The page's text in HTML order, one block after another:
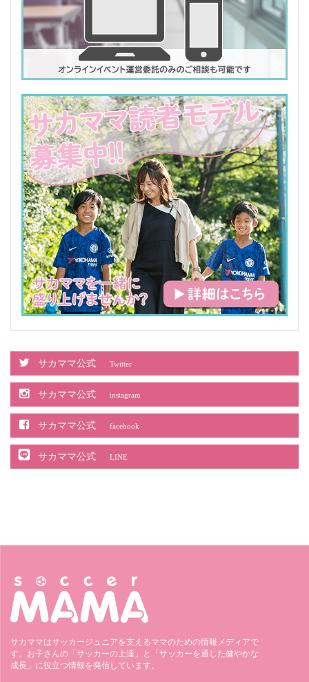
サカママ公式 Twitter
サカママ公式 instagram
サカママ公式 facebook
サカママ公式 LINE
サカママはサッカージュニアを支えるママのための情報メディアで
す。お子さんの「サッカーの上達」と「サッカーを通した健やかな
成長」に役立つ情報を発信しています。